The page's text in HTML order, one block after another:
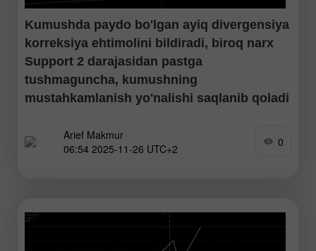
Kumushda paydo bo'lgan ayiq divergensiya
korreksiya ehtimolini bildiradi, biroq narx
Support 2 darajasidan pastga
tushmaguncha, kumushning
mustahkamlanish yo'nalishi saqlanib qoladi
Garchi RSIda ayiq divergensiya tasdiqlangan bo'lsa-da,
umumiy yo'nalish hanuz o'sishni ko'rsatmoqda. Buni ikkala
Arief Makmur
06:54 2025-11-26 UTC+2
0